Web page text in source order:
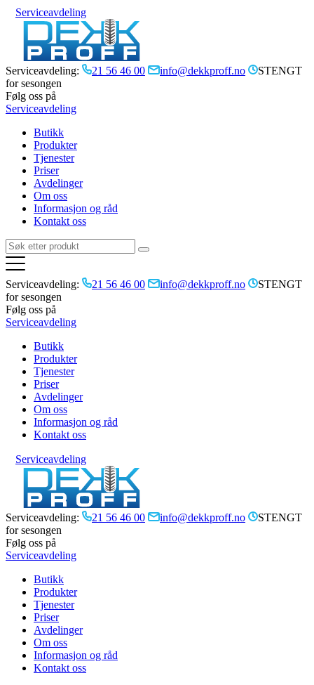
Serviceavdeling
Serviceavdeling: 21 56 46 00 info@dekkproff.no
STENGT
for sesongen
Følg oss på
Serviceavdeling
Butikk
Produkter
Tjenester
Priser
Avdelinger
Om oss
Informasjon og råd
Kontakt oss
Serviceavdeling: 21 56 46 00 info@dekkproff.no
STENGT
for sesongen
Følg oss på
Serviceavdeling
Butikk
Produkter
Tjenester
Priser
Avdelinger
Om oss
Informasjon og råd
Kontakt oss
Serviceavdeling
Serviceavdeling: 21 56 46 00 info@dekkproff.no
STENGT
for sesongen
Følg oss på
Serviceavdeling
Butikk
Produkter
Tjenester
Priser
Avdelinger
Om oss
Informasjon og råd
Kontakt oss